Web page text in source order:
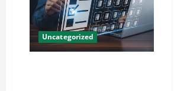
Wygoda
w
Codziennych
Stylizacjach
Uncategorized